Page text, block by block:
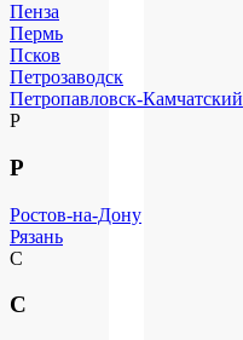
Пенза
Пермь
Псков
Петрозаводск
Петропавловск-Камчатский
Р
Р
Ростов-на-Дону
Рязань
С
С